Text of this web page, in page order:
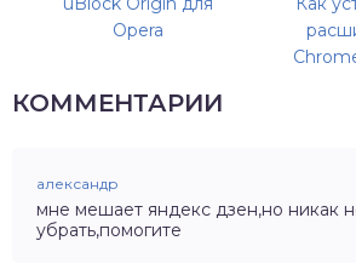
Opera
КОММЕНТАРИИ
александр
мне мешает яндекс дзен,но никак
убрать,помогите